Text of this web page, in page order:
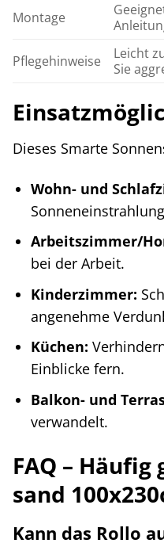
Montage
Pflegehinweise
Leicht
Sie
Dieses Smarte
Wohn- und
Arbeitszimmer/
bei der Arbeit.
Kinderzimmer:
angenehme
Küchen:
Einblicke fern.
Balkon- und
verwandelt.
FAQ –
sand
Kann das Rollo